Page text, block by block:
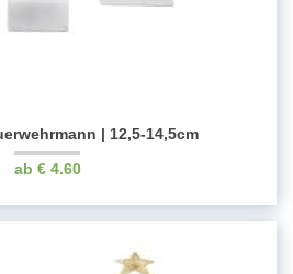
| 12,5-14,5cm
€4.60